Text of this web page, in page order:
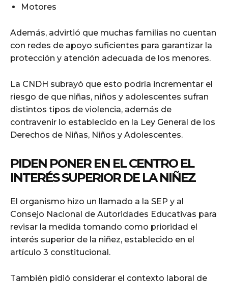
Motores
Además, advirtió que muchas familias no cuentan
con redes de apoyo suficientes para garantizar la
protección y atención adecuada de los menores.
La CNDH subrayó que esto podría incrementar el
riesgo de que niñas, niños y adolescentes sufran
distintos tipos de violencia, además de
contravenir lo establecido en la Ley General de los
Derechos de Niñas, Niños y Adolescentes.
PIDEN PONER EN EL CENTRO EL
INTERÉS SUPERIOR DE LA NIÑEZ
El organismo hizo un llamado a la SEP y al
Consejo Nacional de Autoridades Educativas para
revisar la medida tomando como prioridad el
interés superior de la niñez, establecido en el
artículo 3 constitucional.
También pidió considerar el contexto laboral de